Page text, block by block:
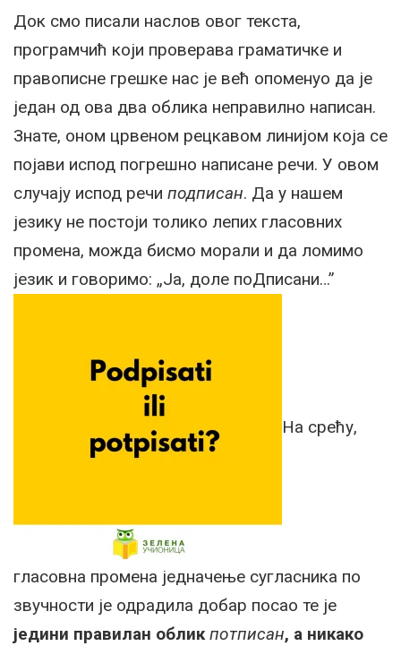
Док смо писали наслов овог текста,
програмчић који проверава граматичке и
правописне грешке нас је већ опоменуо да је
један од ова два облика неправилно написан.
Знате, оном црвеном рецкавом линијом која се
појави испод погрешно написане речи. У овом
случају испод речи подписан. Да у нашем
језику не постоји толико лепих гласовних
промена, можда бисмо морали и да ломимо
језик и говоримо: „Ја, доле поДписани…”
На срећу,
гласовна промена једначење сугласника по
звучности је одрадила добар посао те је
једини правилан обликпотписан, а никако